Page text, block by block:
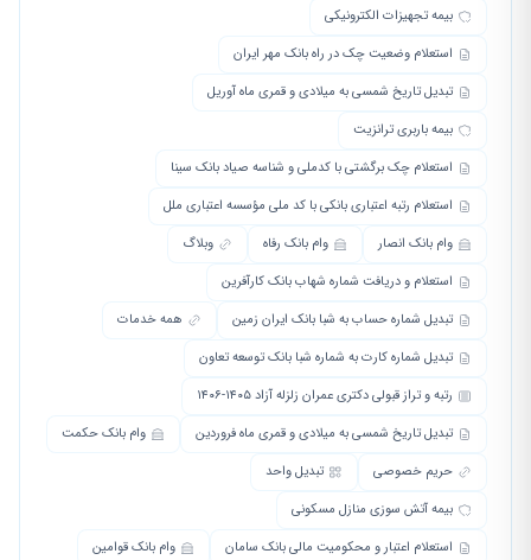
بیمه تجهیزات الکترونیکی
استعلام وضعیت چک در راه بانک مهر ایران
تبدیل تاریخ شمسی به میلادی و قمری ماه آوریل
بیمه باربری ترانزیت
استعلام چک برگشتی با کدملی و شناسه صیاد بانک سینا
استعلام رتبه اعتباری بانکی با کد ملی مؤسسه اعتباری ملل
وام بانک انصار
وام بانک رفاه
وبلاگ
استعلام و دریافت شماره شهاب بانک کارآفرین
تبدیل شماره حساب به شبا بانک ایران زمین
همه خدمات
تبدیل شماره کارت به شماره شبا بانک توسعه تعاون
رتبه و تراز قبولی دکتری عمران زلزله آزاد ۱۴۰۵-۱۴۰۶
تبدیل تاریخ شمسی به میلادی و قمری ماه فروردین
وام بانک حکمت
حریم خصوصی
تبدیل واحد
بیمه آتش سوزی منازل مسکونی
استعلام اعتبار و محکومیت مالی بانک سامان
وام بانک قوامین